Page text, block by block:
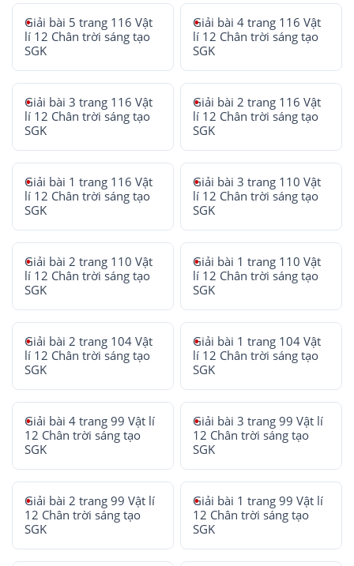
Giải bài 5 trang 116 Vật
lí 12 Chân trời sáng tạo
SGK
Giải bài 4 trang 116 Vật
lí 12 Chân trời sáng tạo
SGK
Giải bài 3 trang 116 Vật
lí 12 Chân trời sáng tạo
SGK
Giải bài 2 trang 116 Vật
lí 12 Chân trời sáng tạo
SGK
Giải bài 1 trang 116 Vật
lí 12 Chân trời sáng tạo
SGK
Giải bài 3 trang 110 Vật
lí 12 Chân trời sáng tạo
SGK
Giải bài 2 trang 110 Vật
lí 12 Chân trời sáng tạo
SGK
Giải bài 1 trang 110 Vật
lí 12 Chân trời sáng tạo
SGK
Giải bài 2 trang 104 Vật
lí 12 Chân trời sáng tạo
SGK
Giải bài 1 trang 104 Vật
lí 12 Chân trời sáng tạo
SGK
Giải bài 4 trang 99 Vật lí
12 Chân trời sáng tạo
SGK
Giải bài 3 trang 99 Vật lí
12 Chân trời sáng tạo
SGK
Giải bài 2 trang 99 Vật lí
12 Chân trời sáng tạo
SGK
Giải bài 1 trang 99 Vật lí
12 Chân trời sáng tạo
SGK